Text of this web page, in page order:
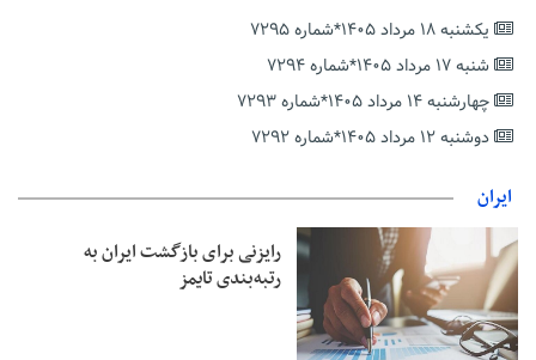
از فروردین ۱۴۰۴ تاکنون
هشدار قاطع وزیر ارتباطات به اپراتورهای گران فروش/ مصرف
ترافیک شفاف شود
دانش‌آموزان تا ۱۴۳۲
عراقچی:ایران بر عهد مقاومت خود ایستاده است/ جنایت‌ها را نه
فراموش می‌کنیم نه می‌بخشیم
نگاهی به شاهکارهای فرشچیان در سالگرد درگذشتش
یکشنبه ۱۸ مرداد ۱۴۰۵*شماره ۷۲۹۵
شنبه ۱۷ مرداد ۱۴۰۵*شماره ۷۲۹۴
چهارشنبه ۱۴ مرداد ۱۴۰۵*شماره ۷۲۹۳
دوشنبه ۱۲ مرداد ۱۴۰۵*شماره ۷۲۹۲
ایران
رایزنی برای بازگشت ایران به
رتبه‌بندی تایمز